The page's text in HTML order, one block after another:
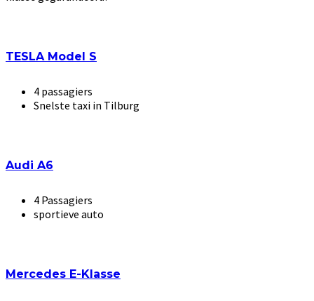
TESLA Model S
4 passagiers
Snelste taxi in Tilburg
Audi A6
4 Passagiers
sportieve auto
Mercedes E-Klasse